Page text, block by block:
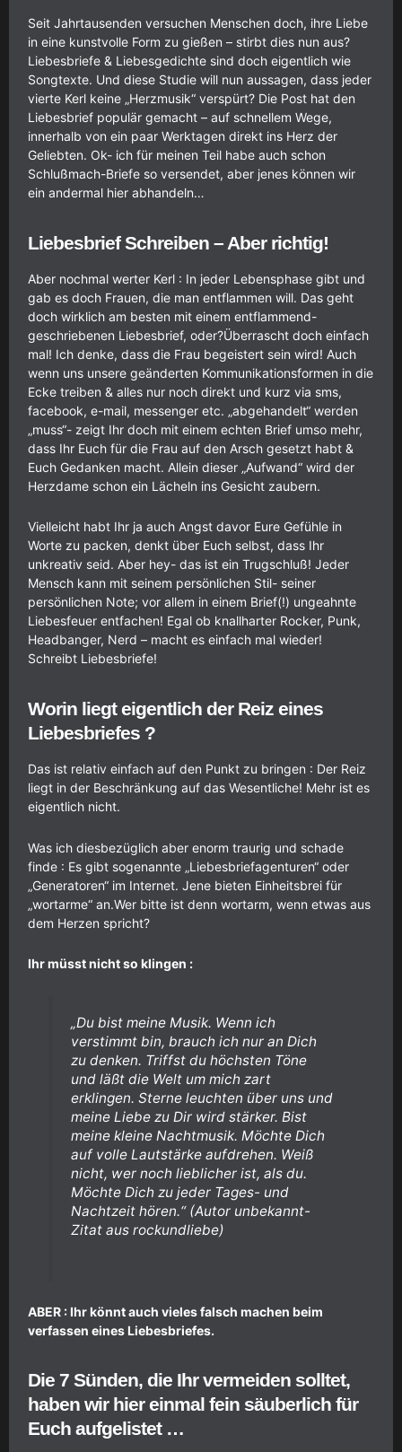
Seit Jahrtausenden versuchen Menschen doch, ihre Liebe
in eine kunstvolle Form zu gießen – stirbt dies nun aus?
Liebesbriefe & Liebesgedichte sind doch eigentlich wie
Songtexte. Und diese Studie will nun aussagen, dass jeder
vierte Kerl keine „Herzmusik“ verspürt? Die Post hat den
Liebesbrief populär gemacht – auf schnellem Wege,
innerhalb von ein paar Werktagen direkt ins Herz der
Geliebten. Ok- ich für meinen Teil habe auch schon
Schlußmach-Briefe so versendet, aber jenes können wir
ein andermal hier abhandeln…
Liebesbrief Schreiben – Aber richtig!
Aber nochmal werter Kerl : In jeder Lebensphase gibt und
gab es doch Frauen, die man entflammen will. Das geht
doch wirklich am besten mit einem entflammend-
geschriebenen Liebesbrief, oder?Überrascht doch einfach
mal! Ich denke, dass die Frau begeistert sein wird! Auch
wenn uns unsere geänderten Kommunikationsformen in die
Ecke treiben & alles nur noch direkt und kurz via sms,
facebook, e-mail, messenger etc. „abgehandelt“ werden
„muss“- zeigt Ihr doch mit einem echten Brief umso mehr,
dass Ihr Euch für die Frau auf den Arsch gesetzt habt &
Euch Gedanken macht. Allein dieser „Aufwand“ wird der
Herzdame schon ein Lächeln ins Gesicht zaubern.
Vielleicht habt Ihr ja auch Angst davor Eure Gefühle in
Worte zu packen, denkt über Euch selbst, dass Ihr
unkreativ seid. Aber hey- das ist ein Trugschluß! Jeder
Mensch kann mit seinem persönlichen Stil- seiner
persönlichen Note; vor allem in einem Brief(!) ungeahnte
Liebesfeuer entfachen! Egal ob knallharter Rocker, Punk,
Headbanger, Nerd – macht es einfach mal wieder!
Schreibt Liebesbriefe!
Worin liegt eigentlich der Reiz eines
Liebesbriefes ?
Das ist relativ einfach auf den Punkt zu bringen : Der Reiz
liegt in der Beschränkung auf das Wesentliche! Mehr ist es
eigentlich nicht.
Was ich diesbezüglich aber enorm traurig und schade
finde : Es gibt sogenannte „Liebesbriefagenturen“ oder
„Generatoren“ im Internet. Jene bieten Einheitsbrei für
„wortarme“ an.Wer bitte ist denn wortarm, wenn etwas aus
dem Herzen spricht?
Ihr müsst nicht so klingen :
„Du bist meine Musik. Wenn ich
verstimmt bin, brauch ich nur an Dich
zu denken. Triffst du höchsten Töne
und läßt die Welt um mich zart
erklingen. Sterne leuchten über uns und
meine Liebe zu Dir wird stärker. Bist
meine kleine Nachtmusik. Möchte Dich
auf volle Lautstärke aufdrehen. Weiß
nicht, wer noch lieblicher ist, als du.
Möchte Dich zu jeder Tages- und
Nachtzeit hören.“ (Autor unbekannt-
Zitat aus rockundliebe)
ABER : Ihr könnt auch vieles falsch machen beim
verfassen eines Liebesbriefes.
Die 7 Sünden, die Ihr vermeiden solltet,
haben wir hier einmal fein säuberlich für
Euch aufgelistet …